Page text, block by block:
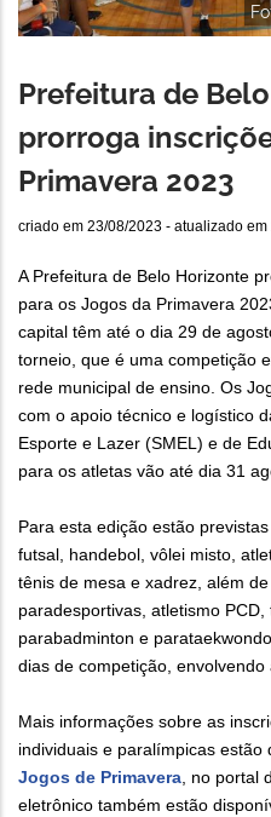
Prefeitura de
prorroga
Primavera 2023
criado em 23/08/2023 - atualizado em
A Prefeitura de Belo Horizonte
para os Jogos da Primavera
capital têm até o dia 29 de
torneio, que é uma competição
rede municipal de ensino. Os
com o apoio técnico e logístico
Esporte e Lazer (SMEL) e de
para os atletas vão até dia 31
Para esta edição estão
futsal, handebol, vôlei misto,
tênis de mesa e xadrez, além
paradesportivas, atletismo PCD,
parabadminton e
dias de competição,
Mais informações sobre as
individuais e paralímpicas estão
Jogos de Primavera, no portal
eletrônico também estão